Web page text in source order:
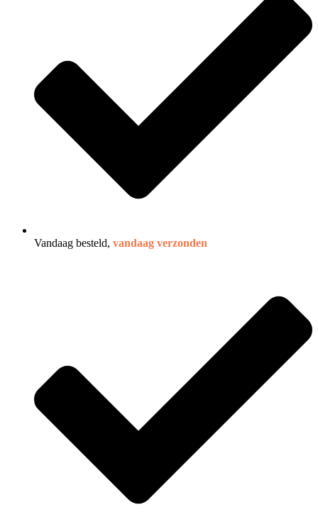
Vandaag besteld, vandaag verzonden